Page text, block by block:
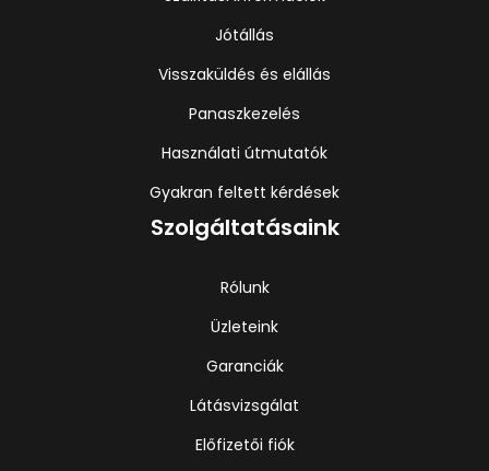
Jótállás
Visszaküldés és elállás
Panaszkezelés
Használati útmutatók
Gyakran feltett kérdések
Szolgáltatásaink
Rólunk
Üzleteink
Garanciák
Látásvizsgálat
Előfizetői fiók